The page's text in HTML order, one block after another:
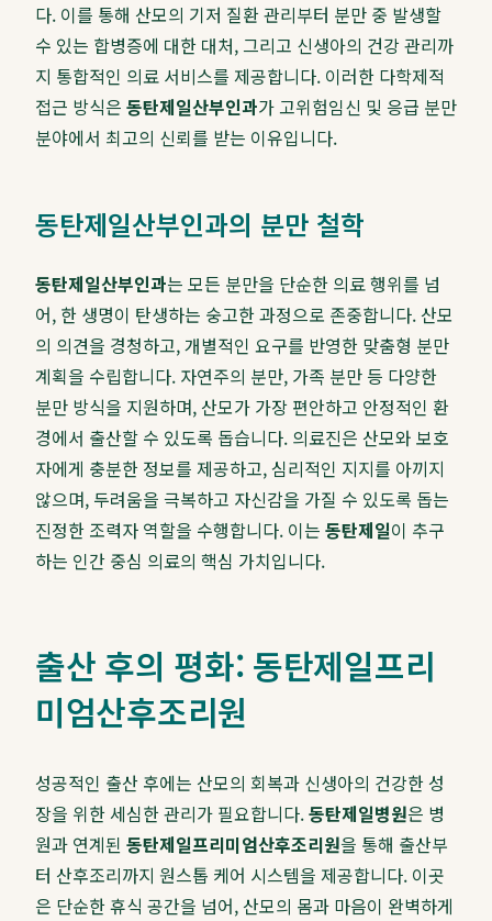
다. 이를 통해 산모의 기저 질환 관리부터 분만 중 발생할
수 있는 합병증에 대한 대처, 그리고 신생아의 건강 관리까
지 통합적인 의료 서비스를 제공합니다. 이러한 다학제적
접근 방식은 동탄제일산부인과가 고위험임신 및 응급 분만
분야에서 최고의 신뢰를 받는 이유입니다.
동탄제일산부인과의 분만 철학
동탄제일산부인과는 모든 분만을 단순한 의료 행위를 넘
어, 한 생명이 탄생하는 숭고한 과정으로 존중합니다. 산모
의 의견을 경청하고, 개별적인 요구를 반영한 맞춤형 분만
계획을 수립합니다. 자연주의 분만, 가족 분만 등 다양한
분만 방식을 지원하며, 산모가 가장 편안하고 안정적인 환
경에서 출산할 수 있도록 돕습니다. 의료진은 산모와 보호
자에게 충분한 정보를 제공하고, 심리적인 지지를 아끼지
않으며, 두려움을 극복하고 자신감을 가질 수 있도록 돕는
진정한 조력자 역할을 수행합니다. 이는 동탄제일이 추구
하는 인간 중심 의료의 핵심 가치입니다.
출산 후의 평화: 동탄제일프리
미엄산후조리원
성공적인 출산 후에는 산모의 회복과 신생아의 건강한 성
장을 위한 세심한 관리가 필요합니다.동탄제일병원은 병
원과 연계된 동탄제일프리미엄산후조리원을 통해 출산부
터 산후조리까지 원스톱 케어 시스템을 제공합니다. 이곳
은 단순한 휴식 공간을 넘어, 산모의 몸과 마음이 완벽하게